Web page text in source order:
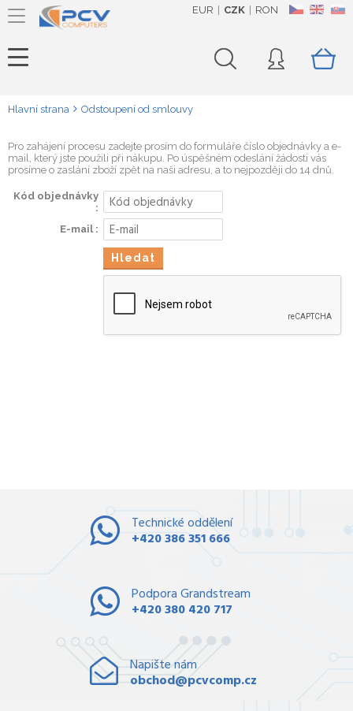
CZ EN SK
EUR CZK RON
Hlavní strana Odstoupení od smlouvy
Pro zahájení procesu zadejte prosím do formuláře číslo objednávky a e-
mail, který jste použili při nákupu. Po úspěšném odeslání žádosti vás
prosíme o zaslání zboží zpět na naši adresu, a to nejpozději do 14 dnů.
Kód objednávky
E-mail
Hledat
Technické oddělení
+420 386 351 666
Podpora Grandstream
+420 380 420 717
Napište nám
obchod@pcvcomp.cz